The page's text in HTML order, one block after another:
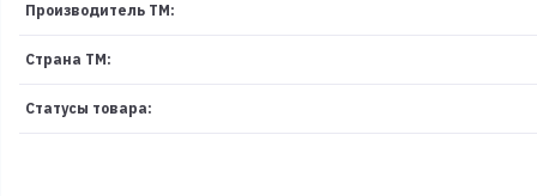
Производитель ТМ:
Страна ТМ:
Статусы товара: